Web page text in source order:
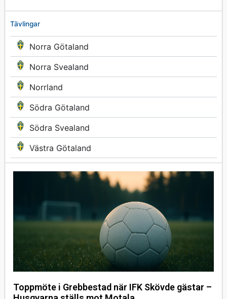
Tävlingar
Norra Götaland
Norra Svealand
Norrland
Södra Götaland
Södra Svealand
Västra Götaland
Toppmöte i Grebbestad när IFK Skövde gästar –